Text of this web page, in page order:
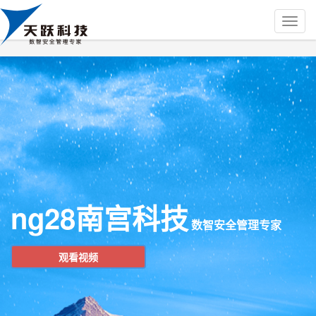
ng28南宫科技数智安全管理专家
观看视频